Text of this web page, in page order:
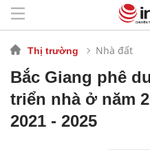
Thị trường Nhà đất
Bắc Giang phê
triển nhà ở năm
2021 - 2025